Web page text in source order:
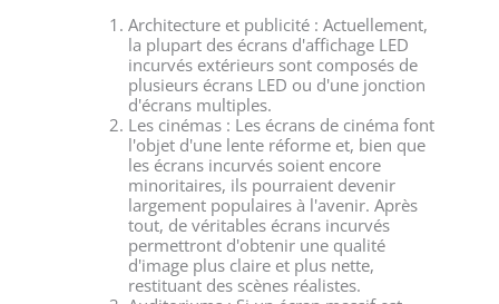
Architecture et publicité : Actuellement,
la plupart des écrans d'affichage LED
incurvés extérieurs sont composés de
plusieurs écrans LED ou d'une jonction
d'écrans multiples.
Les cinémas : Les écrans de cinéma font
l'objet d'une lente réforme et, bien que
les écrans incurvés soient encore
minoritaires, ils pourraient devenir
largement populaires à l'avenir. Après
tout, de véritables écrans incurvés
permettront d'obtenir une qualité
d'image plus claire et plus nette,
restituant des scènes réalistes.